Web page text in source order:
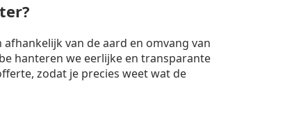
van de aard en omvang van
hanteren we eerlijke en transparante
zodat je precies weet wat de